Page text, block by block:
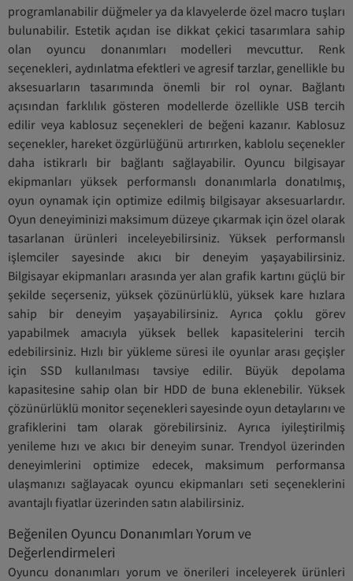
programlanabilir düğmeler ya da klavyelerde özel macro tuşları
bulunabilir. Estetik açıdan ise dikkat çekici tasarımlara sahip
olan oyuncu donanımları modelleri mevcuttur. Renk
seçenekleri, aydınlatma efektleri ve agresif tarzlar, genellikle bu
aksesuarların tasarımında önemli bir rol oynar. Bağlantı
açısından farklılık gösteren modellerde özellikle USB tercih
edilir veya kablosuz seçenekleri de beğeni kazanır. Kablosuz
seçenekler, hareket özgürlüğünü artırırken, kablolu seçenekler
daha istikrarlı bir bağlantı sağlayabilir. Oyuncu bilgisayar
ekipmanları yüksek performanslı donanımlarla donatılmış,
oyun oynamak için optimize edilmiş bilgisayar aksesuarlardır.
Oyun deneyiminizi maksimum düzeye çıkarmak için özel olarak
tasarlanan ürünleri inceleyebilirsiniz. Yüksek performanslı
işlemciler sayesinde akıcı bir deneyim yaşayabilirsiniz.
Bilgisayar ekipmanları arasında yer alan grafik kartını güçlü bir
şekilde seçerseniz, yüksek çözünürlüklü, yüksek kare hızlara
sahip bir deneyim yaşayabilirsiniz. Ayrıca çoklu görev
yapabilmek amacıyla yüksek bellek kapasitelerini tercih
edebilirsiniz. Hızlı bir yükleme süresi ile oyunlar arası geçişler
için SSD kullanılması tavsiye edilir. Büyük depolama
kapasitesine sahip olan bir HDD de buna eklenebilir. Yüksek
çözünürlüklü monitor seçenekleri sayesinde oyun detaylarını ve
grafiklerini tam olarak görebilirsiniz. Ayrıca iyileştirilmiş
yenileme hızı ve akıcı bir deneyim sunar. Trendyol üzerinden
deneyimlerini optimize edecek, maksimum performansa
ulaşmanızı sağlayacak oyuncu ekipmanları seti seçeneklerini
avantajlı fiyatlar üzerinden satın alabilirsiniz.
Beğenilen Oyuncu Donanımları Yorum ve
Değerlendirmeleri
Oyuncu donanımları yorum ve önerileri inceleyerek ürünleri